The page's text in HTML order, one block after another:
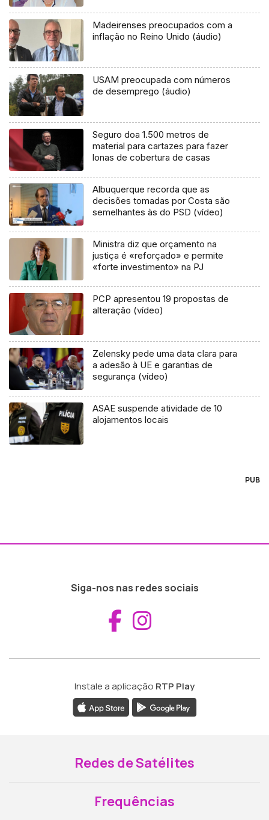
Madeirenses preocupados com a
inflação no Reino Unido (áudio)
USAM preocupada com números
de desemprego (áudio)
Seguro doa 1.500 metros de
material para cartazes para fazer
lonas de cobertura de casas
Albuquerque recorda que as
decisões tomadas por Costa são
semelhantes às do PSD (vídeo)
Ministra diz que orçamento na
justiça é «reforçado» e permite
«forte investimento» na PJ
PCP apresentou 19 propostas de
alteração (vídeo)
Zelensky pede uma data clara para
a adesão à UE e garantias de
segurança (vídeo)
ASAE suspende atividade de 10
alojamentos locais
PUB
Siga-nos nas redes sociais
Aceder ao
Instale a aplicação RTP Play
Redes de Satélites
Frequências